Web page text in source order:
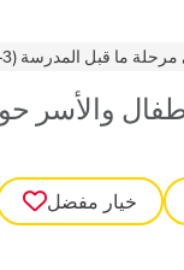
ما قبل المدرسة (3–5)
والأسر
خيار مفضل